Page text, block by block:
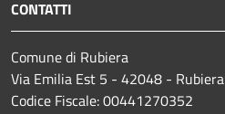
CONTATTI
Comune di Rubiera
Via Emilia Est 5 - 42048 - Rubiera
Codice Fiscale: 00441270352